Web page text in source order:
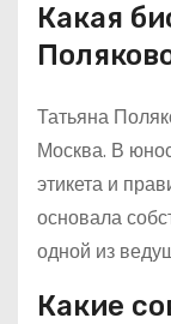
Какая
Татьяна
Москва. В
этикета и
основала
одной из
Какие